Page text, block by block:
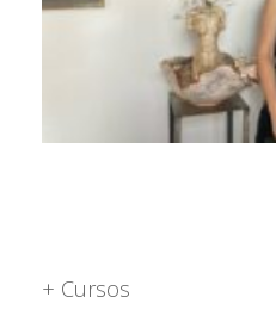
+ Cursos